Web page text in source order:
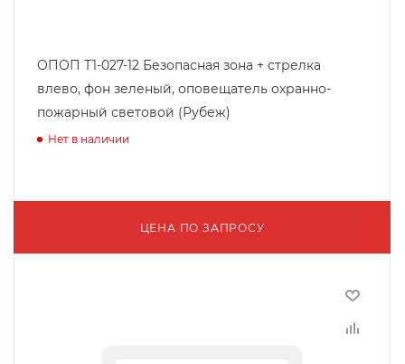
ОПОП Т1-027-12 Безопасная зона + стрелка
влево, фон зеленый, оповещатель охранно-
пожарный световой (Рубеж)
Нет в наличии
ЦЕНА ПО ЗАПРОСУ